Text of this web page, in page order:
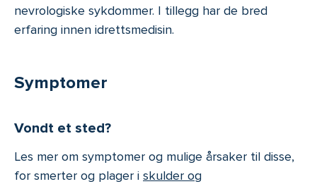
nevrologiske sykdommer. I tillegg har de bred
erfaring innen idrettsmedisin.
Symptomer
Vondt et sted?
Les mer om symptomer og mulige årsaker til disse,
for smerter og plager i skulder og